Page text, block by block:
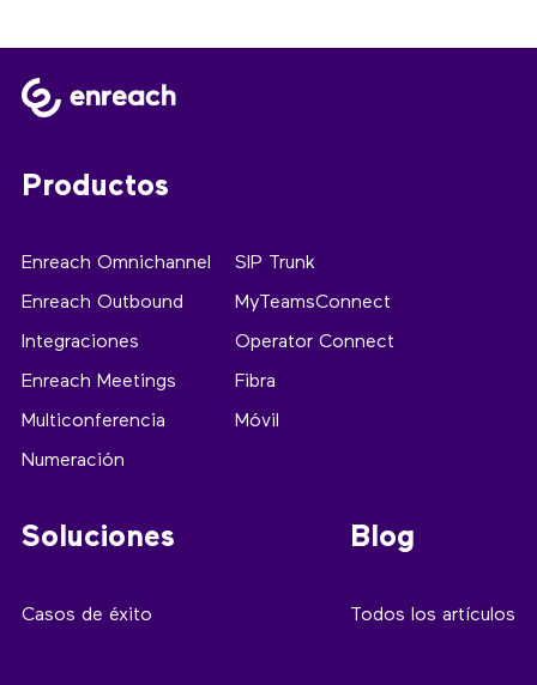
Productos
Enreach Omnichannel
Enreach Outbound
Integraciones
Enreach Meetings
Multiconferencia
Numeración
SIP Trunk
MyTeamsConnect
Operator Connect
Fibra
Móvil
Soluciones
Casos de éxito
Blog
Todos los artículos